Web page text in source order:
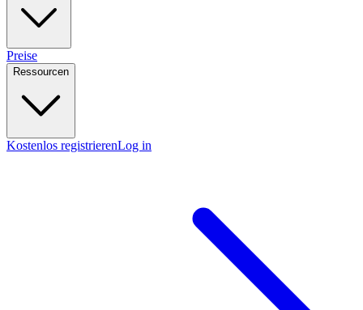
Preise
Ressourcen
Kostenlos registrierenLog in